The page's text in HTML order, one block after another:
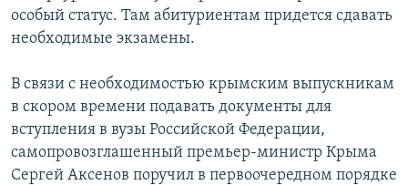
особый статус. Там абитуриентам придется сдавать
необходимые экзамены.
В связи с необходимостью крымским выпускникам
в скором времени подавать документы для
вступления в вузы Российской Федерации,
самопровозглашенный премьер-министр Крыма
Сергей Аксенов поручил в первоочередном порядке